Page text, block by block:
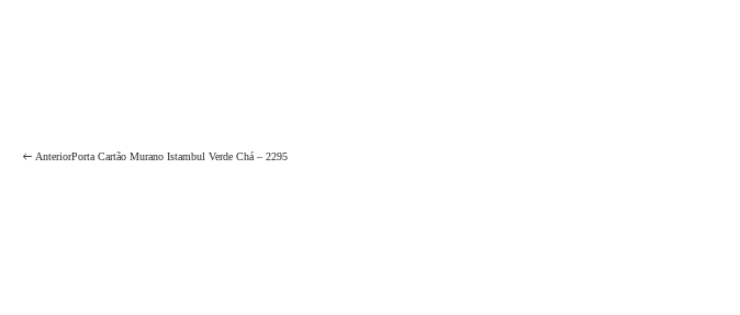
AnteriorPorta Cartão Murano Istambul Verde Chá – 2295